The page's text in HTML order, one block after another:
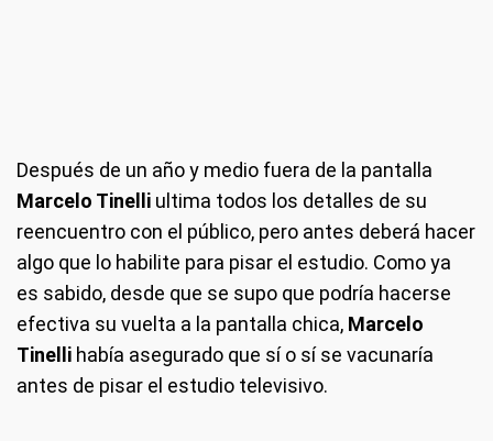
Después de un año y medio fuera de la pantalla
Marcelo Tinelli ultima todos los detalles de su
reencuentro con el público, pero antes deberá hacer
algo que lo habilite para pisar el estudio. Como ya
es sabido, desde que se supo que podría hacerse
efectiva su vuelta a la pantalla chica, Marcelo
Tinelli había asegurado que sí o sí se vacunaría
antes de pisar el estudio televisivo.